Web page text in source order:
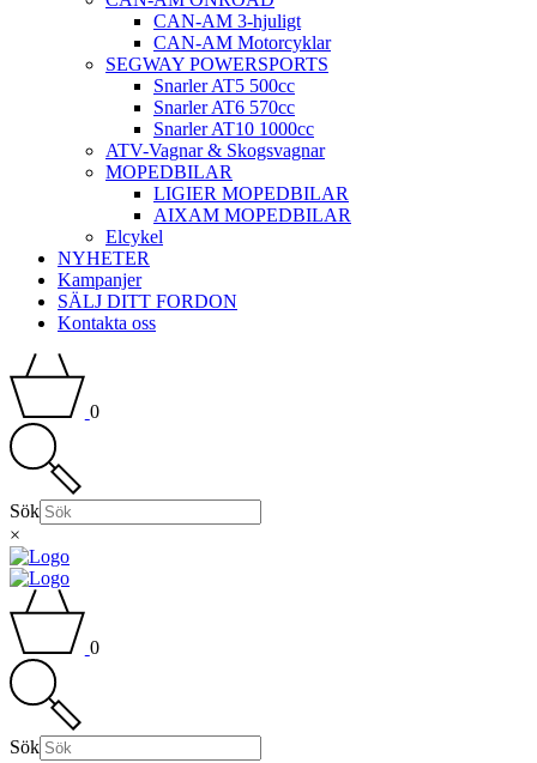
CAN-AM 3-hjuligt
CAN-AM Motorcyklar
SEGWAY POWERSPORTS
Snarler AT5 500cc
Snarler AT6 570cc
Snarler AT10 1000cc
ATV-Vagnar & Skogsvagnar
MOPEDBILAR
LIGIER MOPEDBILAR
AIXAM MOPEDBILAR
Elcykel
NYHETER
Kampanjer
SÄLJ DITT FORDON
Kontakta oss
0
Sök
×
0
Sök